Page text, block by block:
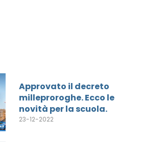
Approvato il decreto
milleproroghe. Ecco le
novità per la scuola.
23-12-2022